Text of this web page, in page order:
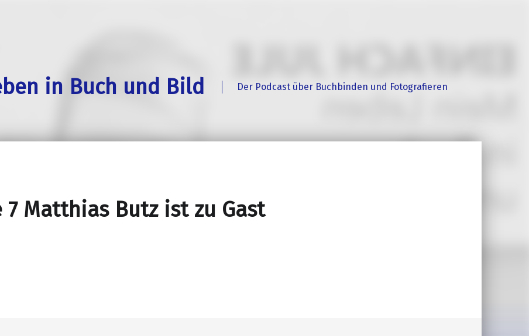
in Buch und Bild Der Podcast über Buchbinden und Fotografieren
7 Matthias Butz ist zu Gast